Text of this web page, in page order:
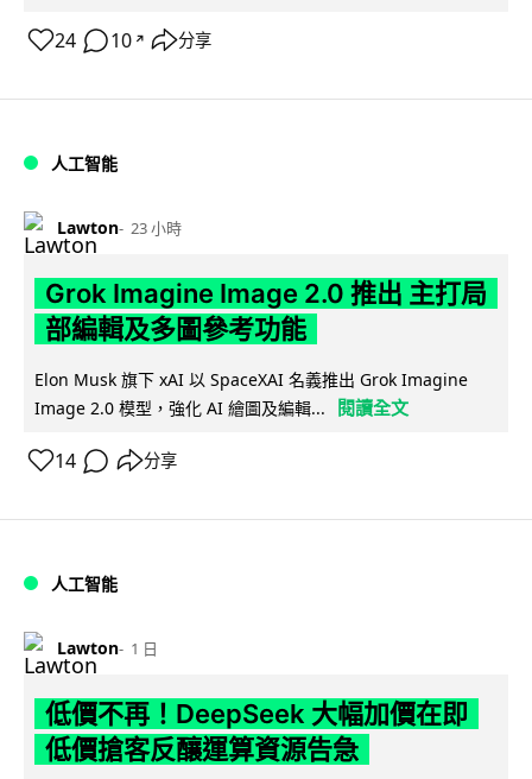
24 10 ↗ 分享
人工智能
Lawton 23 小時
Grok Imagine Image 2.0 推出 主打局
部編輯及多圖參考功能
Elon Musk 旗下 xAI 以 SpaceXAI 名義推出 Grok Imagine
Image 2.0 模型，強化 AI 繪圖及編輯...
閱讀全文
14 分享
人工智能
Lawton 1 日
低價不再！DeepSeek 大幅加價在即
低價搶客反釀運算資源告急